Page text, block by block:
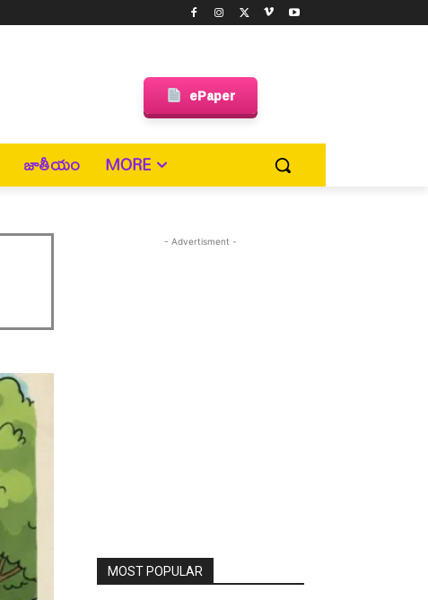
ePaper
జాతీయం MORE
- Advertisment -
MOST POPULAR